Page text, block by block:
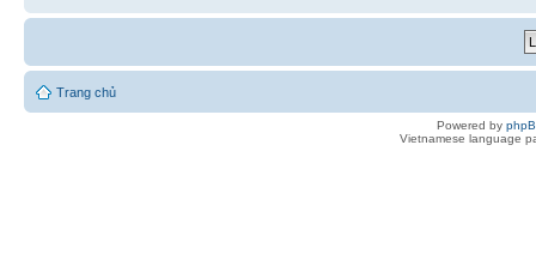
Trang chủ
Powered by
Vietnamese language